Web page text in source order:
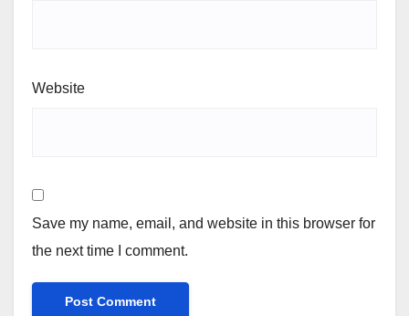
Website
Save my name, email, and website in this browser for
the next time I comment.